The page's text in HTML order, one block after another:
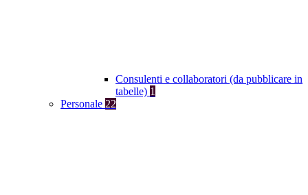
Consulenti e collaboratori (da pubblicare in
tabelle) 1
Personale 22